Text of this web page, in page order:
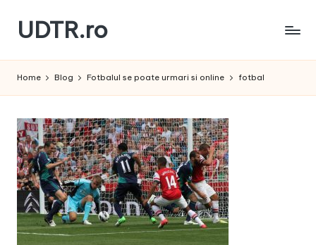
Skip
content
UDTR.ro
te
Home Blog Fotbalul se poate urmari si online fotbal